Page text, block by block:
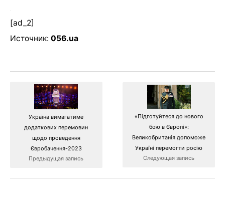
[ad_2]
Источник: 056.ua
Україна вимагатиме
додаткових перемовин
щодо проведення
Євробачення-2023
Предыдущая запись
«Підготуйтеся до нового
бою в Європі»:
Великобританія допоможе
Україні перемогти росію
Следующая запись